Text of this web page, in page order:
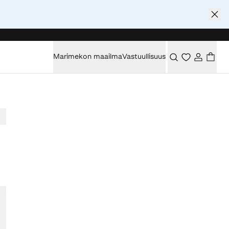
Marimekon maailmaVastuullisuus